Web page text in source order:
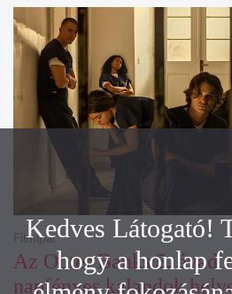
Az Outer Banks 5. évad
napfényes kalandok
Filmipar
Kedves Látogató!
hogy a honlap